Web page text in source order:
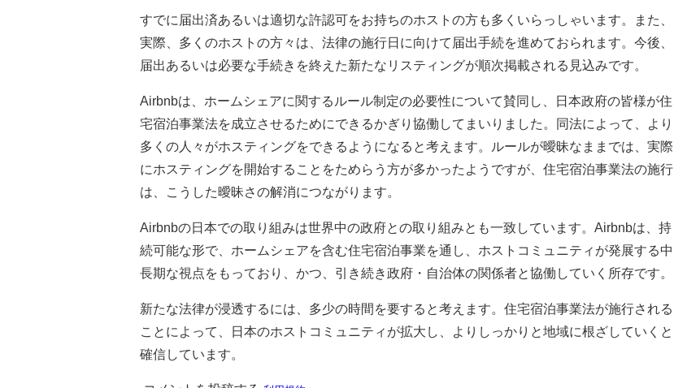
すでに届出済あるいは適切な許認可をお持ちのホストの方も多くいらっしゃいます。また、
実際、多くのホストの方々は、法律の施行日に向けて届出手続を進めておられます。今後、
届出あるいは必要な手続きを終えた新たなリスティングが順次掲載される見込みです。
Airbnbは、ホームシェアに関するルール制定の必要性について賛同し、日本政府の皆様が住
宅宿泊事業法を成立させるためにできるかぎり協働してまいりました。同法によって、より
多くの人々がホスティングをできるようになると考えます。ルールが曖昧なままでは、実際
にホスティングを開始することをためらう方が多かったようですが、住宅宿泊事業法の施行
は、こうした曖昧さの解消につながります。
Airbnbの日本での取り組みは世界中の政府との取り組みとも一致しています。Airbnbは、持
続可能な形で、ホームシェアを含む住宅宿泊事業を通し、ホストコミュニティが発展する中
長期な視点をもっており、かつ、引き続き政府・自治体の関係者と協働していく所存です。
新たな法律が浸透するには、多少の時間を要すると考えます。住宅宿泊事業法が施行される
ことによって、日本のホストコミュニティが拡大し、よりしっかりと地域に根ざしていくと
確信しています。